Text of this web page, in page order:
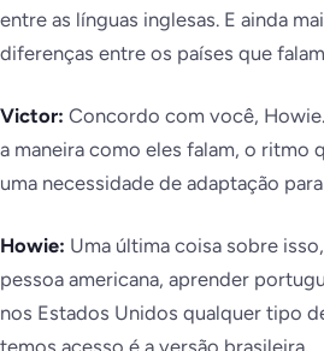
entre as línguas inglesas. E ainda
diferenças entre os países que
Victor: Concordo com você,
a maneira como eles falam, o ritmo
uma necessidade de adaptação
Howie: Uma última coisa sobre
pessoa americana, aprender
nos Estados Unidos qualquer tipo
temos acesso é a versão brasileira.